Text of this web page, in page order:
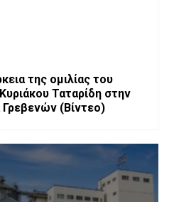
της ομιλίας του
Ταταρίδη στην
(Βίντεο)